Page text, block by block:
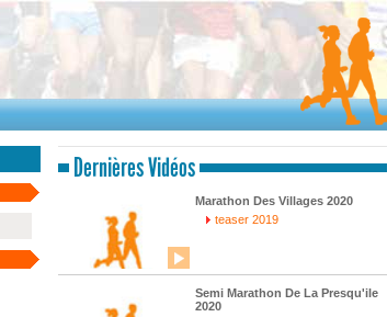
Dernières Vidéos
Marathon Des Villages 2020
teaser 2019
Semi Marathon De La Presqu'ile
2020